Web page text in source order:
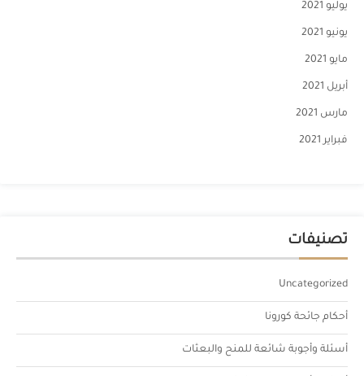
يوليو 2021
يونيو 2021
مايو 2021
أبريل 2021
مارس 2021
فبراير 2021
تصنيفات
Uncategorized
أحكام جائحة كورونا
أسئلة وأجوبة شائعة للمنح والبعثات